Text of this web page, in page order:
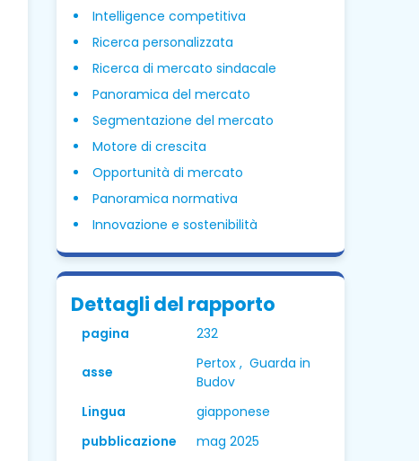
Intelligence competitiva
Ricerca personalizzata
Ricerca di mercato sindacale
Panoramica del mercato
Segmentazione del mercato
Motore di crescita
Opportunità di mercato
Panoramica normativa
Innovazione e sostenibilità
Dettagli del rapporto
pagina 232
asse
Pertox , Guarda in
Budov
Lingua
giapponese
pubblicazione
mag 2025